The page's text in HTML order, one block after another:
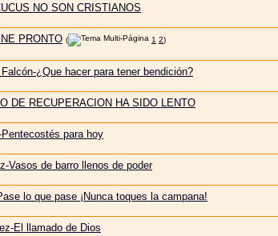
NO SON CRISTIANOS
PRONTO ( 1 2)
Falcón-¿Que hacer para tener bendición?
DE RECUPERACION HA SIDO LENTO
para hoy
Vasos de barro llenos de poder
lo que pase ¡Nunca toques la campana!
El llamado de Dios